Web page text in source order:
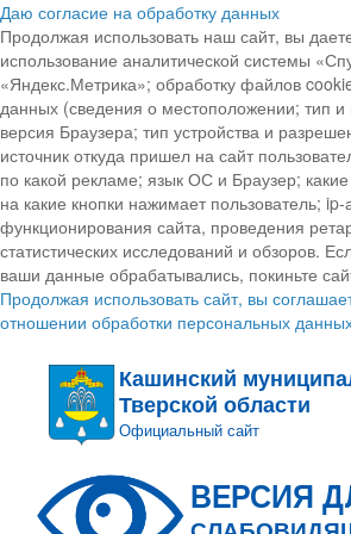
Даю согласие на обработку данных
Продолжая использовать наш сайт, вы
использование аналитической системы
«Яндекс.Метрика»; обработку файлов
данных (сведения о местоположении; тип
версия Браузера; тип устройства и
источник откуда пришел на сайт
по какой рекламе; язык ОС и Браузер;
на какие кнопки нажимает пользователь;
функционирования сайта, проведения
статистических исследований и обзоров.
ваши данные обрабатывались, покиньте
Продолжая использовать сайт, вы
отношении обработки персональных